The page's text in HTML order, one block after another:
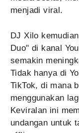
menjadi viral.
DJ Xilo
Duo" di kanal
semakin
Tidak hanya di
TikTok, di mana
menggunakan
Keviralan ini
undangan untuk